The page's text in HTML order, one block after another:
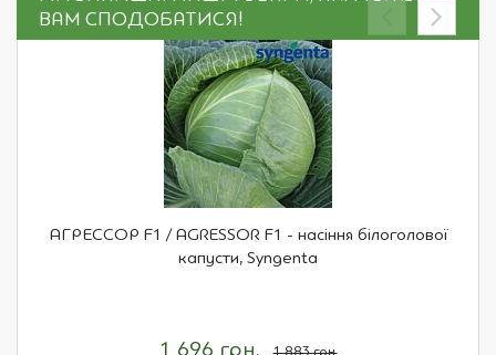
ВАМ СПОДОБАТИСЯ!
АГРЕССОР F1 / AGRESSOR F1 - насіння білоголової
капусти, Syngenta
1 696 грн. 1 883 грн.